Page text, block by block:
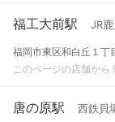
福工大前駅 JR
福岡市東区和白丘１丁
このページの店舗から
唐の原駅 西鉄貝